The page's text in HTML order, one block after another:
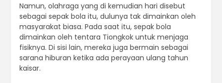
Namun, olahraga yang di kemudian hari disebut
sebagai sepak bola itu, dulunya tak dimainkan oleh
masyarakat biasa. Pada saat itu, sepak bola
dimainkan oleh tentara Tiongkok untuk menjaga
fisiknya. Di sisi lain, mereka juga bermain sebagai
sarana hiburan ketika ada perayaan ulang tahun
kaisar.